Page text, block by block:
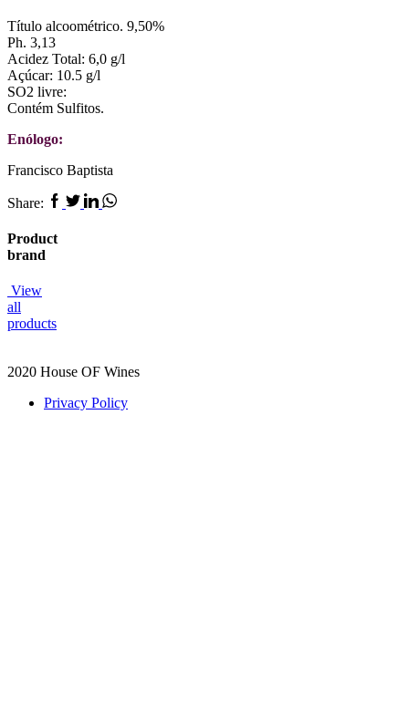
Título alcoométrico. 9,50%
Ph. 3,13
Acidez Total: 6,0 g/l
Açúcar: 10.5 g/l
SO2 livre:
Contém Sulfitos.
Enólogo:
Francisco Baptista
Share: Facebook
TwitterLinkedin
Whatsapp
Product
brand
View
all
products
2020 House OF Wines
Privacy Policy